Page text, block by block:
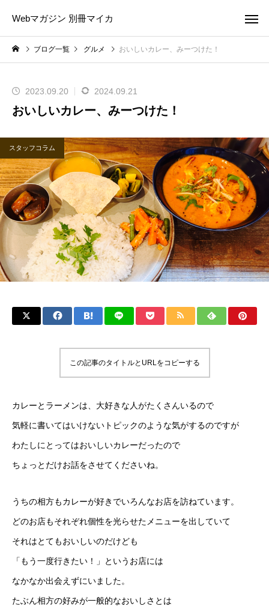
Webマガジン 別冊マイカ
ブログ一覧 グルメ おいしいカレー、みーつけた！
2023.09.20 2024.09.21
おいしいカレー、みーつけた！
スタッフコラム
この記事のタイトルとURLをコピーする
カレーとラーメンは、大好きな人がたくさんいるので
気軽に書いてはいけないトピックのような気がするのですが
わたしにとってはおいしいカレーだったので
ちょっとだけお話をさせてくださいね。
うちの相方もカレーが好きでいろんなお店を訪ねています。
どのお店もそれぞれ個性を光らせたメニューを出していて
それはとてもおいしいのだけども
「もう一度行きたい！」というお店には
なかなか出会えずにいました。
たぶん相方の好みが一般的なおいしさとは